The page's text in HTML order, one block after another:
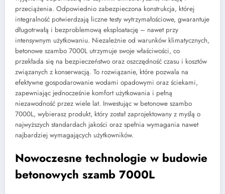
przeciążenia. Odpowiednio zabezpieczona konstrukcja, której
integralność potwierdzają liczne testy wytrzymałościowe, gwarantuje
długotrwałą i bezproblemową eksploatację – nawet przy
intensywnym użytkowaniu. Niezależnie od warunków klimatycznych,
betonowe szambo 7000L utrzymuje swoje właściwości, co
przekłada się na bezpieczeństwo oraz oszczędność czasu i kosztów
związanych z konserwacją. To rozwiązanie, które pozwala na
efektywne gospodarowanie wodami opadowymi oraz ściekami,
zapewniając jednocześnie komfort użytkowania i pełną
niezawodność przez wiele lat. Inwestując w betonowe szambo
7000L, wybierasz produkt, który został zaprojektowany z myślą o
najwyższych standardach jakości oraz spełnia wymagania nawet
najbardziej wymagających użytkowników.
Nowoczesne technologie w budowie
betonowych szamb 7000L